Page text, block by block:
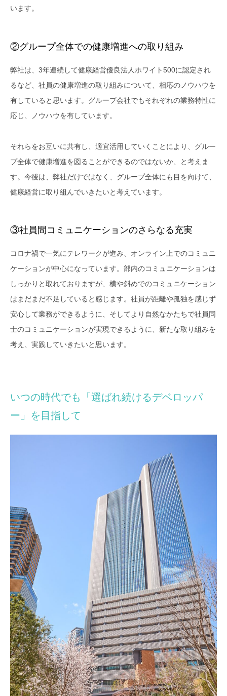
います。
②グループ全体での健康増進への取り組み
弊社は、3年連続して健康経営優良法人ホワイト500に認定され
るなど、社員の健康増進の取り組みについて、相応のノウハウを
有していると思います。グループ会社でもそれぞれの業務特性に
応じ、ノウハウを有しています。
それらをお互いに共有し、適宜活用していくことにより、グルー
プ全体で健康増進を図ることができるのではないか、と考えま
す。今後は、弊社だけではなく、グループ全体にも目を向けて、
健康経営に取り組んでいきたいと考えています。
③社員間コミュニケーションのさらなる充実
コロナ禍で一気にテレワークが進み、オンライン上でのコミュニ
ケーションが中心になっています。部内のコミュニケーションは
しっかりと取れておりますが、横や斜めでのコミュニケーション
はまだまだ不足していると感じます。社員が距離や孤独を感じず
安心して業務ができるように、そしてより自然なかたちで社員同
士のコミュニケーションが実現できるように、新たな取り組みを
考え、実践していきたいと思います。
いつの時代でも「選ばれ続けるデベロッパ
ー」を目指して